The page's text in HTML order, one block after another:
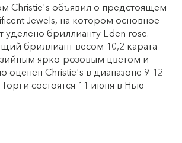
Christie's объявил о предстоящем
Jewels, на котором основное
уделено бриллианту Eden rose.
бриллиант весом 10,2 карата
ярко-розовым цветом и
оценен Christie's в диапазоне 9-12
состоятся 11 июня в Нью-